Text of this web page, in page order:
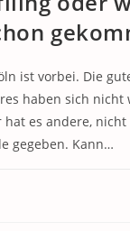
ist vorbei. Die
haben sich nicht
hat es andere,
gegeben. Kann…